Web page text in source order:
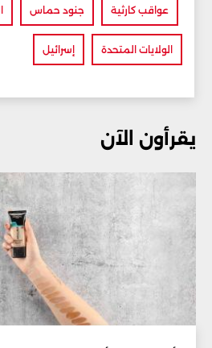
عواقب كارثية جنود حماس
الولايات المتحدة إسرائيل
يقرأون الآن